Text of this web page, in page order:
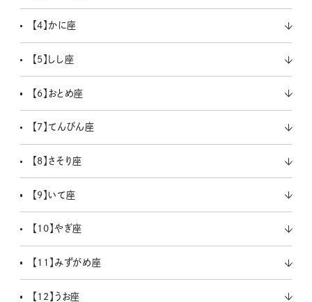
【4】かに座
【5】しし座
【6】おとめ座
【7】てんびん座
【8】さそり座
【9】いて座
【10】やぎ座
【11】みずがめ座
【12】うお座